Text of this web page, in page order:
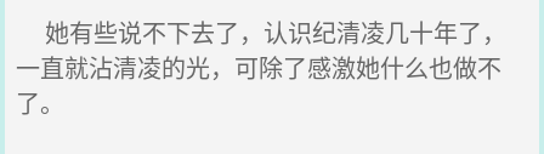
她有些说不下去了，认识纪清凌几十年了，
一直就沾清凌的光，可除了感激她什么也做不
了。